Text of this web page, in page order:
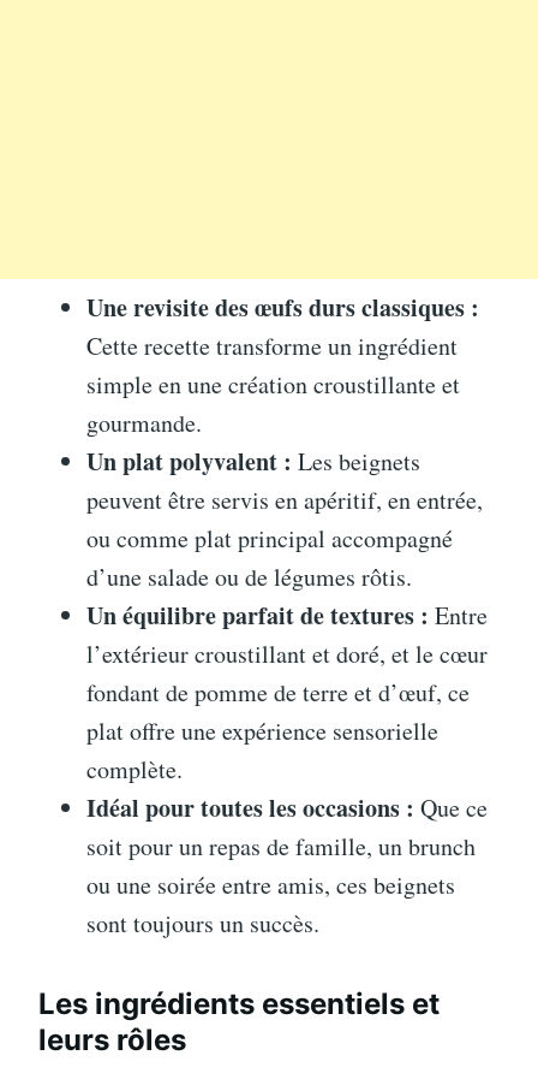
Une revisite des œufs durs classiques :
Cette recette transforme un ingrédient
simple en une création croustillante et
gourmande.
Un plat polyvalent : Les beignets
peuvent être servis en apéritif, en entrée,
ou comme plat principal accompagné
d’une salade ou de légumes rôtis.
Un équilibre parfait de textures : Entre
l’extérieur croustillant et doré, et le cœur
fondant de pomme de terre et d’œuf, ce
plat offre une expérience sensorielle
complète.
Idéal pour toutes les occasions : Que ce
soit pour un repas de famille, un brunch
ou une soirée entre amis, ces beignets
sont toujours un succès.
Les ingrédients essentiels et
leurs rôles